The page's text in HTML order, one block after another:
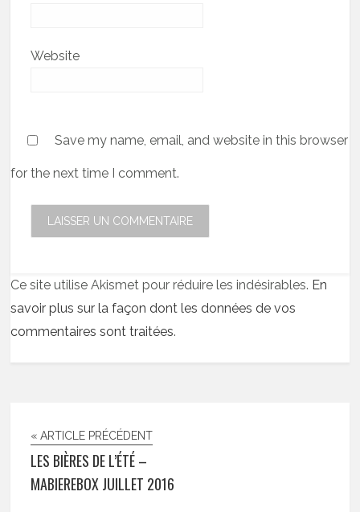
Website
Save my name, email, and website in this browser
for the next time I comment.
Ce site utilise Akismet pour réduire les indésirables. En
savoir plus sur la façon dont les données de vos
commentaires sont traitées.
« ARTICLE PRÉCÉDENT
LES BIÈRES DE L’ÉTÉ –
MABIEREBOX JUILLET 2016